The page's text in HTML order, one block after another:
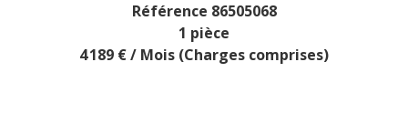
Référence 86505068
1 pièce
4 189 € / Mois (Charges comprises)